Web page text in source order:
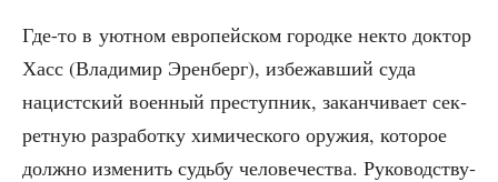
Где-то в уют­ном евро­пей­ском город­ке некто док­тор
Хасс (Вла­ди­мир Эрен­берг), избе­жав­ший суда
нацист­ский воен­ный пре­ступ­ник, закан­чи­ва­ет сек­
рет­ную раз­ра­бот­ку хими­че­ско­го ору­жия, кото­рое
долж­но изме­нить судь­бу чело­ве­че­ства. Руко­вод­ству­